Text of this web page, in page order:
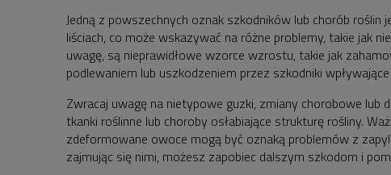
Jedną z powszechnych oznak szkodników lub chorób roślin
liściach, co może wskazywać na różne problemy, takie jak
uwagę, są nieprawidłowe wzorce wzrostu, takie jak
podlewaniem lub uszkodzeniem przez szkodniki
Zwracaj uwagę na nietypowe guzki, zmiany chorobowe lub
tkanki roślinne lub choroby osłabiające strukturę rośliny.
zdeformowane owoce mogą być oznaką problemów z
zajmując się nimi, możesz zapobiec dalszym szkodom i